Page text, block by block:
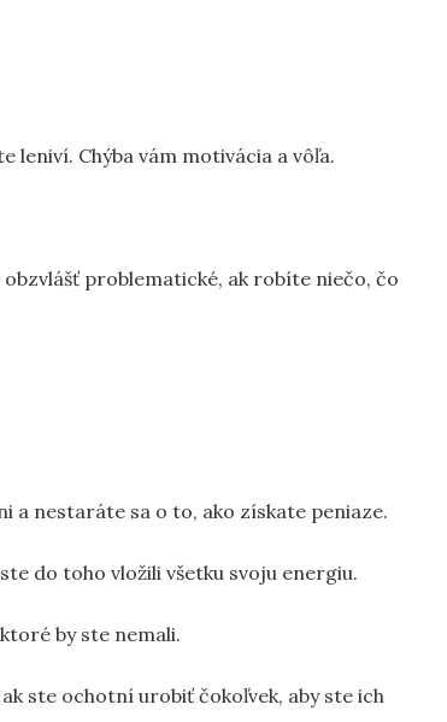
leniví. Chýba vám motivácia a vôľa.
problematické, ak robíte niečo, čo
a nestaráte sa o to, ako získate peniaze.
do toho vložili všetku svoju energiu.
by ste nemali.
ste ochotní urobiť čokoľvek, aby ste ich